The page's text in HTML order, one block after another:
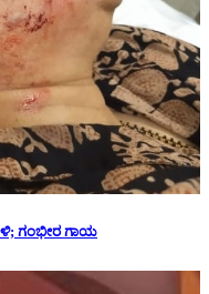
ಗಂಭೀರ ಗಾಯ